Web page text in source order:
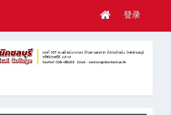
登录